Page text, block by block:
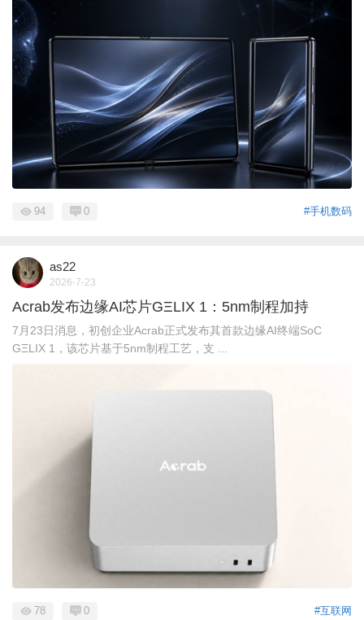
#手机数码
94 0
as22
2026-7-23
Acrab发布边缘AI芯片GΞLIX 1：5nm制程加持
7月23日消息，初创企业Acrab正式发布其首款边缘AI终端SoC
GΞLIX 1，该芯片基于5nm制程工艺，支 ...
#互联网
78 0